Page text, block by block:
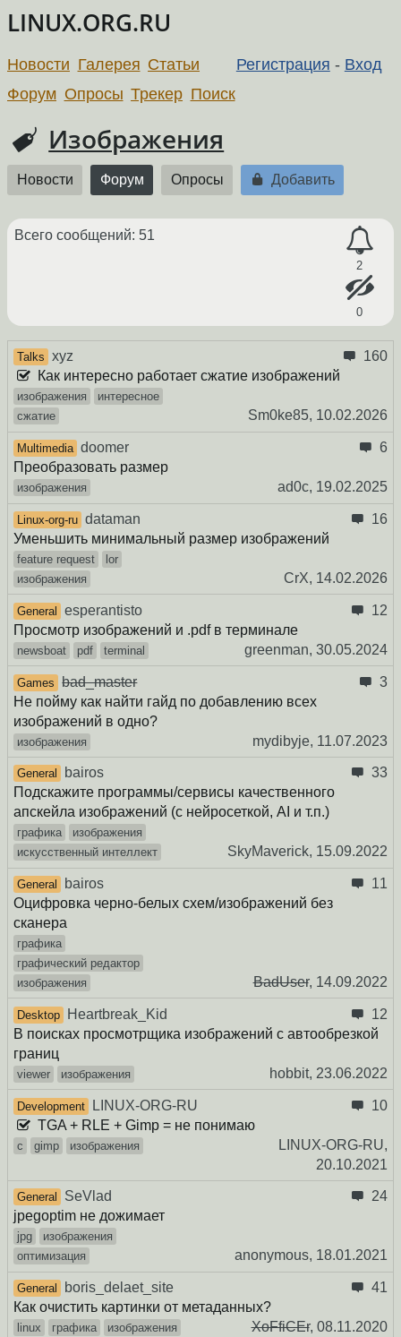
LINUX.ORG.RU
Регистрация - Вход
Новости Галерея Статьи
Форум Опросы Трекер Поиск
Изображения
Новости Форум Опросы Добавить
2
0
Всего сообщений: 51
Talks xyz
160
Как интересно работает сжатие изображений
изображения
интересное
сжатие
Sm0ke85, 10.02.2026
Multimedia doomer
6
Преобразовать размер
изображения ad0c, 19.02.2025
Linux-org-ru dataman
16
Уменьшить минимальный размер изображений
feature request
lor
изображения
CrX, 14.02.2026
General esperantisto
12
Просмотр изображений и .pdf в терминале
newsboat pdf terminal greenman, 30.05.2024
Games bad_master
3
Не пойму как найти гайд по добавлению всех
изображений в одно?
изображения mydibyje, 11.07.2023
General bairos
33
Подскажите программы/сервисы качественного
апскейла изображений (с нейросеткой, AI и т.п.)
графика
изображения
искусственный интеллект
SkyMaverick, 15.09.2022
General bairos
11
Оцифровка черно-белых схем/изображений без
сканера
графика
графический редактор
изображения
BadUser, 14.09.2022
Desktop Heartbreak_Kid
12
В поисках просмотрщика изображений с автообрезкой
границ
viewer изображения hobbit, 23.06.2022
Development LINUX-ORG-RU
10
TGA + RLE + Gimp = не понимаю
c gimp изображения
LINUX-ORG-RU,
20.10.2021
General SeVlad
24
jpegoptim не дожимает
jpg
изображения
оптимизация
anonymous, 18.01.2021
General boris_delaet_site
41
Как очистить картинки от метаданных?
linux графика изображения XoFfiCEr, 08.11.2020